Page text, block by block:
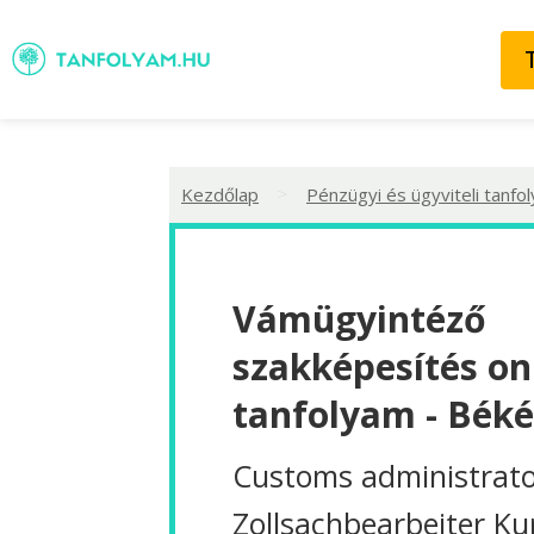
Kezdőlap Pénzügyi és ügyviteli
Vámügyintéző
szakképesítés
tanfolyam -
Customs
Zollsachbearbeiter